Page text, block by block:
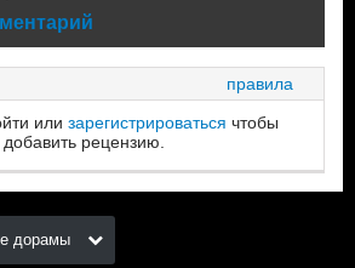
правила
или зарегистрироваться чтобы
добавить рецензию.
дорамы